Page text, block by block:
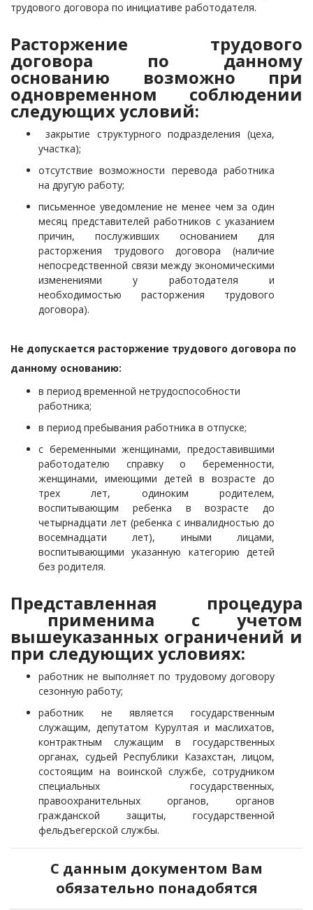
трудового договора по инициативе работодателя.
Расторжение трудового
договора по данному
основанию возможно при
одновременном соблюдении
следующих условий:
закрытие структурного подразделения (цеха,
участка);
отсутствие возможности перевода работника
на другую работу;
письменное уведомление не менее чем за один
месяц представителей работников с указанием
причин, послуживших основанием для
расторжения трудового договора (наличие
непосредственной связи между экономическими
изменениями у работодателя и
необходимостью расторжения трудового
договора).
Не допускается расторжение трудового договора по
данному основанию:
в период временной нетрудоспособности
работника;
в период пребывания работника в отпуске;
с беременными женщинами, предоставившими
работодателю справку о беременности,
женщинами, имеющими детей в возрасте до
трех лет, одиноким родителем,
воспитывающим ребенка в возрасте до
четырнадцати лет (ребенка с инвалидностью до
восемнадцати лет), иными лицами,
воспитывающими указанную категорию детей
без родителя.
Представленная процедура
применима с учетом
вышеуказанных ограничений и
при следующих условиях:
работник не выполняет по трудовому договору
сезонную работу;
работник не является государственным
служащим, депутатом Курултая и маслихатов,
контрактным служащим в государственных
органах, судьей Республики Казахстан, лицом,
состоящим на воинской службе, сотрудником
специальных государственных,
правоохранительных органов, органов
гражданской защиты, государственной
фельдъегерской службы.
С данным документом Вам
обязательно понадобятся